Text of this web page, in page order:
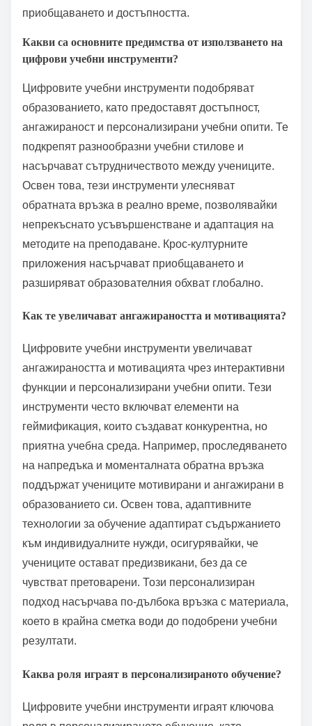
приобщаването и достъпността.
Какви са основните предимства от използването на
цифрови учебни инструменти?
Цифровите учебни инструменти подобряват
образованието, като предоставят достъпност,
ангажираност и персонализирани учебни опити. Те
подкрепят разнообразни учебни стилове и
насърчават сътрудничеството между учениците.
Освен това, тези инструменти улесняват
обратната връзка в реално време, позволявайки
непрекъснато усъвършенстване и адаптация на
методите на преподаване. Крос-културните
приложения насърчават приобщаването и
разширяват образователния обхват глобално.
Как те увеличават ангажираността и мотивацията?
Цифровите учебни инструменти увеличават
ангажираността и мотивацията чрез интерактивни
функции и персонализирани учебни опити. Тези
инструменти често включват елементи на
геймификация, които създават конкурентна, но
приятна учебна среда. Например, проследяването
на напредъка и моменталната обратна връзка
поддържат учениците мотивирани и ангажирани в
образованието си. Освен това, адаптивните
технологии за обучение адаптират съдържанието
към индивидуалните нужди, осигурявайки, че
учениците остават предизвикани, без да се
чувстват претоварени. Този персонализиран
подход насърчава по-дълбока връзка с материала,
което в крайна сметка води до подобрени учебни
резултати.
Каква роля играят в персонализираното обучение?
Цифровите учебни инструменти играят ключова